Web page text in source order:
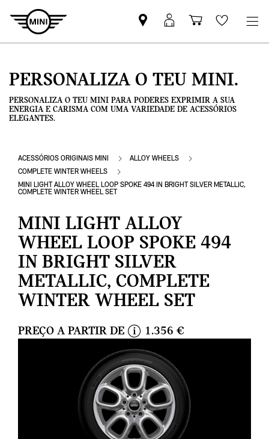
Pesquisar
parceiro
Iniciar
sessão
Carrinho
de
Wishlist
PERSONALIZA O TEU MINI.
PERSONALIZA O TEU MINI PARA PODERES EXPRIMIR A SUA
ENERGIA E CARISMA COM UMA VARIEDADE DE ACESSÓRIOS
ELEGANTES.
ACESSÓRIOS ORIGINAIS MINI
ALLOY WHEELS
COMPLETE WINTER WHEELS
MINI LIGHT ALLOY WHEEL LOOP SPOKE 494 IN BRIGHT SILVER METALLIC,
COMPLETE WINTER WHEEL SET
MINI LIGHT ALLOY
WHEEL LOOP SPOKE 494
IN BRIGHT SILVER
METALLIC, COMPLETE
WINTER WHEEL SET
PREÇO A PARTIR DE
n
f
o
1.356 €